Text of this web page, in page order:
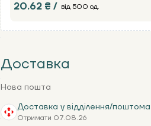
20.62 ₴ / від 500 од.
Доставка
Нова пошта
Доставка у відділення/
Отримати 07.08.26